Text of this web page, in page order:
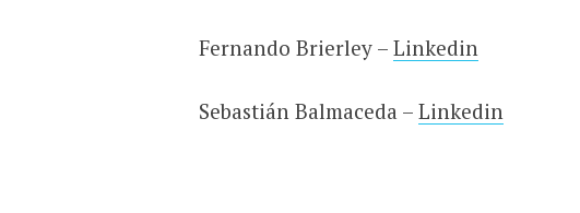
Fernando Brierley – Linkedin
Sebastián Balmaceda – Linkedin